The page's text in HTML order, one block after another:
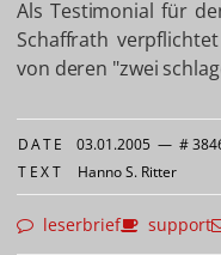
Als Testimonial für
Schaffrath
von deren "zwei
DATE 03.01.2005 — #
TEXT Hanno S. Ritter
leserbrief support